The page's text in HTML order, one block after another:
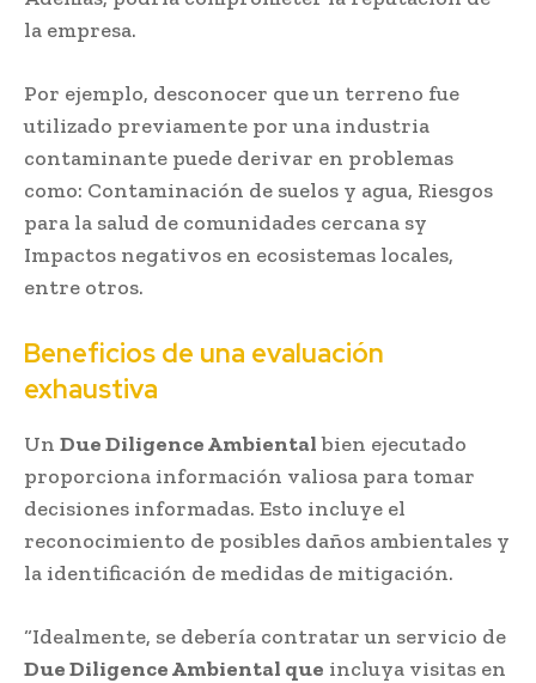
la empresa.
Por ejemplo, desconocer que un terreno fue
utilizado previamente por una industria
contaminante puede derivar en problemas
como: Contaminación de suelos y agua, Riesgos
para la salud de comunidades cercana sy
Impactos negativos en ecosistemas locales,
entre otros.
Beneficios de una evaluación
exhaustiva
Un Due Diligence Ambientalbien ejecutado
proporciona información valiosa para tomar
decisiones informadas. Esto incluye el
reconocimiento de posibles daños ambientales y
la identificación de medidas de mitigación.
“Idealmente, se debería contratar un servicio de
Due Diligence Ambiental que incluya visitas en